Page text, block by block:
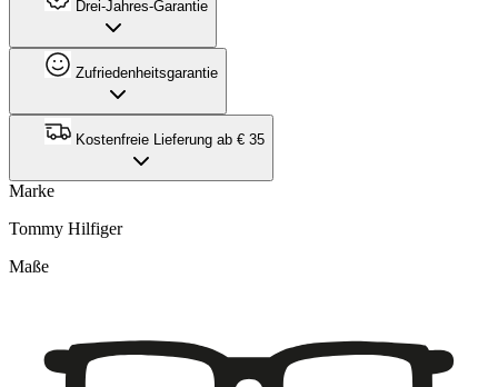
Drei-Jahres-Garantie
Zufriedenheitsgarantie
Kostenfreie Lieferung ab € 35
Marke
Tommy Hilfiger
Maße